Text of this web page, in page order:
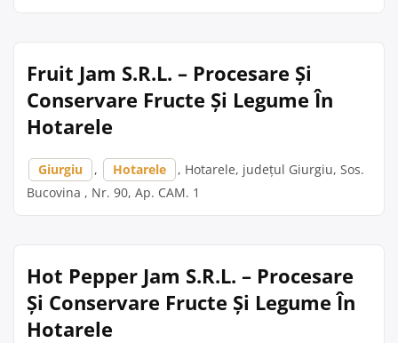
Fruit Jam S.R.L. – Procesare Și
Conservare Fructe Și Legume În
Hotarele
Giurgiu , Hotarele
, Hotarele, județul Giurgiu, Sos.
Bucovina , Nr. 90, Ap. CAM. 1
Hot Pepper Jam S.R.L. – Procesare
Și Conservare Fructe Și Legume În
Hotarele